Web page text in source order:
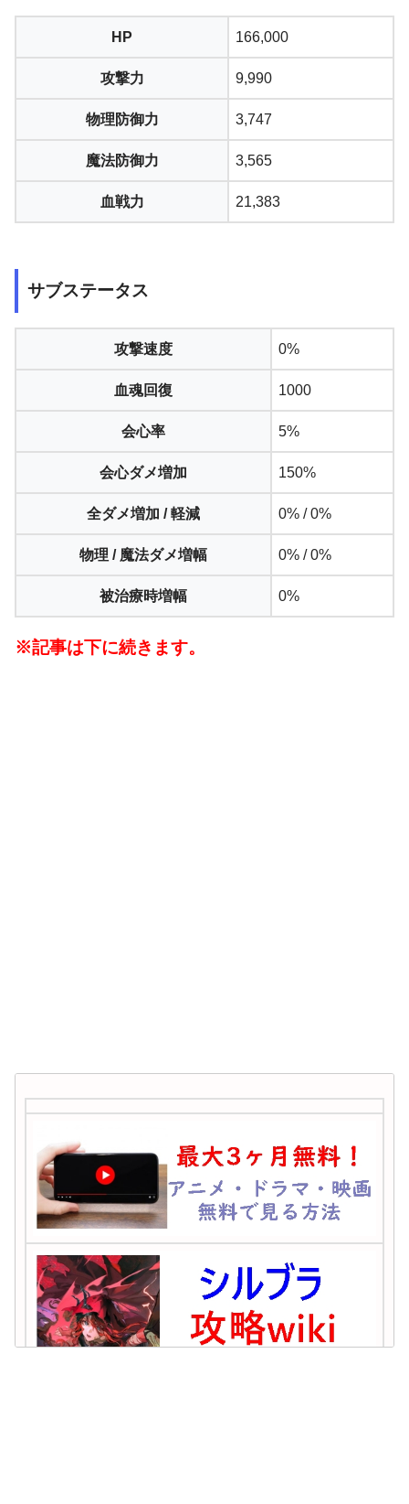
HP 166,000
攻撃力 9,990
物理防御力 3,747
魔法防御力 3,565
血戦力 21,383
サブステータス
攻撃速度 0%
血魂回復 1000
会心率 5%
会心ダメ増加 150%
全ダメ増加 / 軽減 0% / 0%
物理 / 魔法ダメ増幅 0% / 0%
被治療時増幅 0%
※記事は下に続きます。